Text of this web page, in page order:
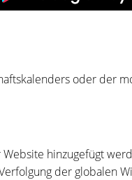
oder der
Website hinzugefügt
der globalen